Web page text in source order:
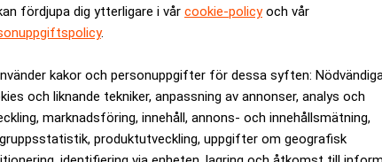
fördjupa dig ytterligare i vår cookie-policyoch vår
.
kakor och personuppgifter för dessa syften:
och liknande tekniker, anpassning av annonser, analys och
marknadsföring, innehåll, annons- och innehållsmätning,
produktutveckling, uppgifter om geografisk
ANNONS